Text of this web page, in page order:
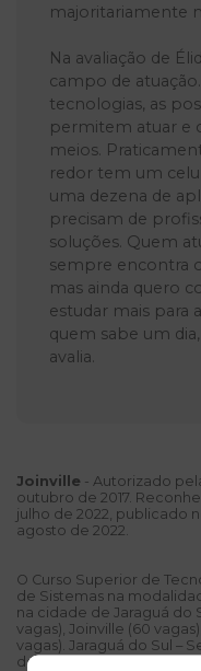
majoritariamente
Na avaliação de
campo de
tecnologias, as
permitem atuar e
meios.
redor tem um
uma dezena de
precisam de
soluções. Quem
sempre encontra
mas ainda quero
estudar mais para
quem sabe um
avalia.
Joinville - Autorizado
outubro de 2017.
julho de 2022, publicado
agosto de 2022.
O Curso Superior de
de Sistemas na
na cidade de Jaraguá do
vagas), Joinville (60
vagas). Jaraguá do Sul –
de 2016 publicada no